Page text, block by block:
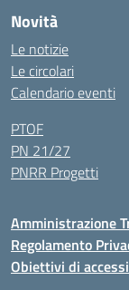
Novità
Le notizie
Le circolari
Calendario eventi
PTOF
PN 21/27
PNRR Progetti
Amministrazione
Regolamento
Obiettivi di